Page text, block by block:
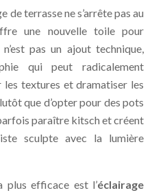
de terrasse ne s’arrête pas au
une nouvelle toile pour
n’est pas un ajout technique,
qui peut radicalement
les textures et dramatiser les
que d’opter pour des pots
paraître kitsch et créent
sculpte avec la lumière
plus efficace est l’éclairage